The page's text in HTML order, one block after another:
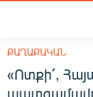
հիմնական
բովանդակությանը
ՀԱՅԱՍՏԱՆ
ՔԱՂԱՔԱԿԱՆ
«Ոտքի՛,